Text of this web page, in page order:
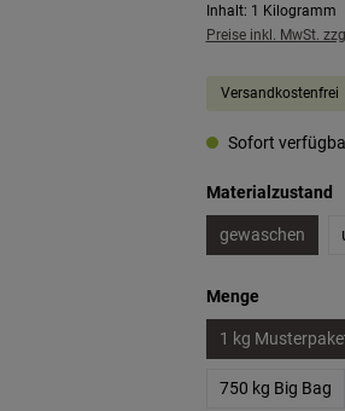
Inhalt: 1 Kilogramm
Preise inkl. MwSt.
Versandkostenfrei
Sofort
Materialzustand
gewaschen
Mengeauswählen
1 kg
750 kg Big Bag